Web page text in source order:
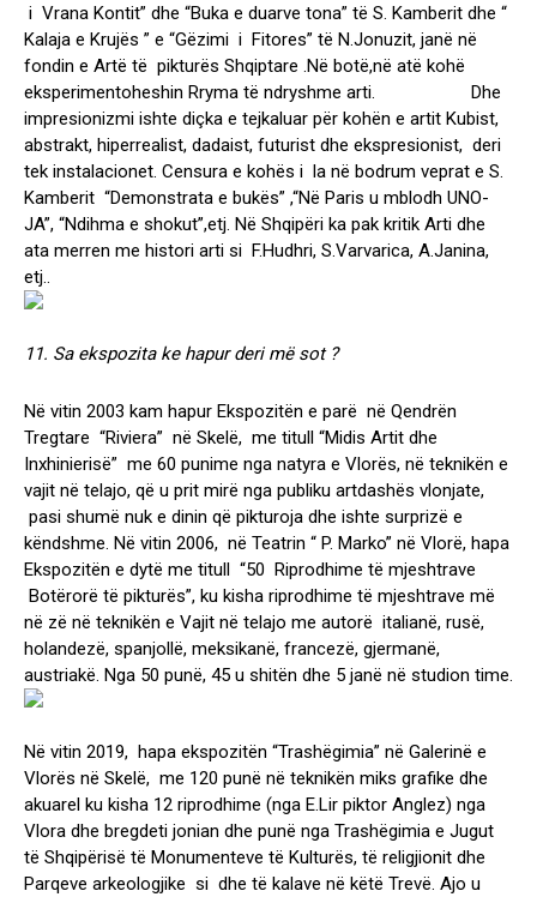
i Vrana Kontit” dhe “Buka e duarve tona” të S. Kamberit dhe “
Kalaja e Krujës ” e “Gëzimi i Fitores” të N.Jonuzit, janë në
fondin e Artë të pikturës Shqiptare .Në botë,në atë kohë
eksperimentoheshin Rryma të ndryshme arti. Dhe
impresionizmi ishte diçka e tejkaluar për kohën e artit Kubist,
abstrakt, hiperrealist, dadaist, futurist dhe ekspresionist, deri
tek instalacionet. Censura e kohës i la në bodrum veprat e S.
Kamberit “Demonstrata e bukës” ,“Në Paris u mblodh UNO-
JA”, “Ndihma e shokut”,etj. Në Shqipëri ka pak kritik Arti dhe
ata merren me histori arti si F.Hudhri, S.Varvarica, A.Janina,
etj..
11. Sa ekspozita ke hapur deri më sot ?
Në vitin 2003 kam hapur Ekspozitën e parë në Qendrën
Tregtare “Riviera” në Skelë, me titull “Midis Artit dhe
Inxhinierisë” me 60 punime nga natyra e Vlorës, në teknikën e
vajit në telajo, që u prit mirë nga publiku artdashës vlonjate,
pasi shumë nuk e dinin që pikturoja dhe ishte surprizë e
këndshme. Në vitin 2006, në Teatrin “ P. Marko” në Vlorë, hapa
Ekspozitën e dytë me titull “50 Riprodhime të mjeshtrave
Botërorë të pikturës”, ku kisha riprodhime të mjeshtrave më
në zë në teknikën e Vajit në telajo me autorë italianë, rusë,
holandezë, spanjollë, meksikanë, francezë, gjermanë,
austriakë. Nga 50 punë, 45 u shitën dhe 5 janë në studion time.
Në vitin 2019, hapa ekspozitën “Trashëgimia” në Galerinë e
Vlorës në Skelë, me 120 punë në teknikën miks grafike dhe
akuarel ku kisha 12 riprodhime (nga E.Lir piktor Anglez) nga
Vlora dhe bregdeti jonian dhe punë nga Trashëgimia e Jugut
të Shqipërisë të Monumenteve të Kulturës, të religjionit dhe
Parqeve arkeologjike si dhe të kalave në këtë Trevë. Ajo u